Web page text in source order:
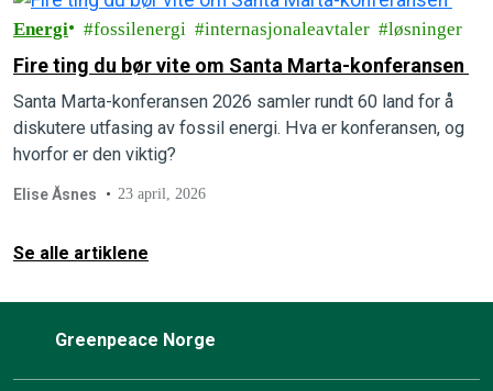
Energi fossilenergi internasjonaleavtaler løsninger
Fire ting du bør vite om Santa Marta-konferansen
Santa Marta-konferansen 2026 samler rundt 60 land for å
diskutere utfasing av fossil energi. Hva er konferansen, og
hvorfor er den viktig?
Elise Åsnes 23 april, 2026
Se alle artiklene
Greenpeace Norge